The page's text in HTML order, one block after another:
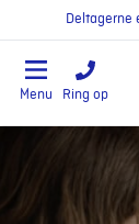
Deltagerne
Menu Ring op